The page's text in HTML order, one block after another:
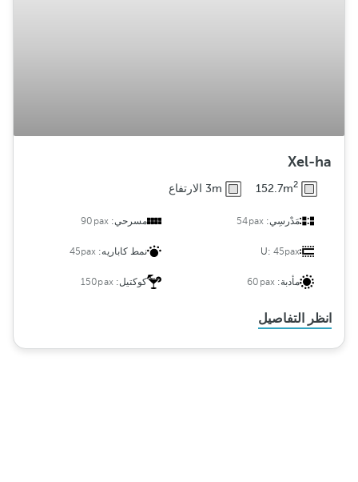
Xel-ha
152.7m2 3m الارتفاع
مَدْرسِي:54pax مسرحي:90pax
U: 45pax نمط كاباريه: 45pax
مأدبة:60pax كوكتيل:150pax
انظر التفاصيل